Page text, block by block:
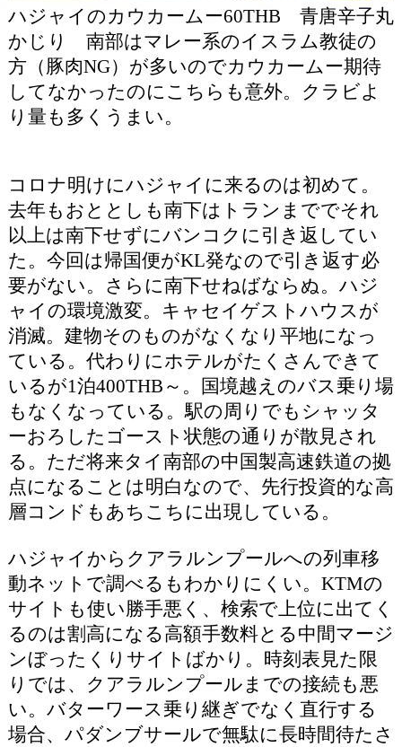
ハジャイのカウカームー60THB 青唐辛子丸
かじり 南部はマレー系のイスラム教徒の
方（豚肉NG）が多いのでカウカームー期待
してなかったのにこちらも意外。クラビよ
り量も多くうまい。
コロナ明けにハジャイに来るのは初めて。
去年もおととしも南下はトランまででそれ
以上は南下せずにバンコクに引き返してい
た。今回は帰国便がKL発なので引き返す必
要がない。さらに南下せねばならぬ。ハジ
ャイの環境激変。キャセイゲストハウスが
消滅。建物そのものがなくなり平地になっ
ている。代わりにホテルがたくさんできて
いるが1泊400THB～。国境越えのバス乗り場
もなくなっている。駅の周りでもシャッタ
ーおろしたゴースト状態の通りが散見され
る。ただ将来タイ南部の中国製高速鉄道の拠
点になることは明白なので、先行投資的な高
層コンドもあちこちに出現している。
ハジャイからクアラルンプールへの列車移
動ネットで調べるもわかりにくい。KTMの
サイトも使い勝手悪く、検索で上位に出てく
るのは割高になる高額手数料とる中間マージ
ンぼったくりサイトばかり。時刻表見た限
りでは、クアラルンプールまでの接続も悪
い。バターワース乗り継ぎでなく直行する
場合、パダンブサールで無駄に長時間待たさ